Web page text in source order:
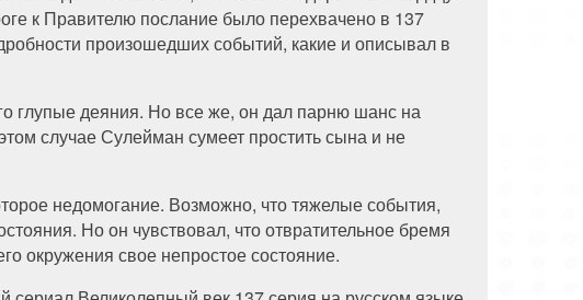
к Правителю послание было перехвачено в 137
произошедших событий, какие и описывал в
глупые деяния. Но все же, он дал парню шанс на
случае Сулейман сумеет простить сына и не
недомогание. Возможно, что тяжелые события,
Но он чувствовал, что отвратительное бремя
окружения свое непростое состояние.